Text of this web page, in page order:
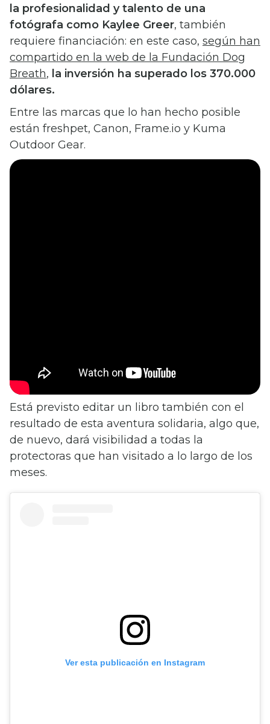
la profesionalidad y talento de una
fotógrafa como Kaylee Greer, también
requiere financiación: en este caso, según han
compartido en la web de la Fundación Dog
Breath, la inversión ha superado los 370.000
dólares.
Entre las marcas que lo han hecho posible
están freshpet, Canon, Frame.io y Kuma
Outdoor Gear.
Está previsto editar un libro también con el
resultado de esta aventura solidaria, algo que,
de nuevo, dará visibilidad a todas la
protectoras que han visitado a lo largo de los
meses.
Ver esta publicación en Instagram